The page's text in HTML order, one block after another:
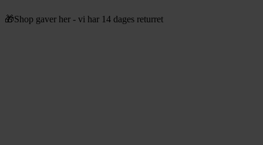
til
🎁Shop gaver her - vi har 14 dages returret